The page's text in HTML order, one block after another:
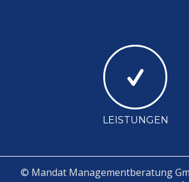
LEISTUNGEN
© Mandat Managementberatung